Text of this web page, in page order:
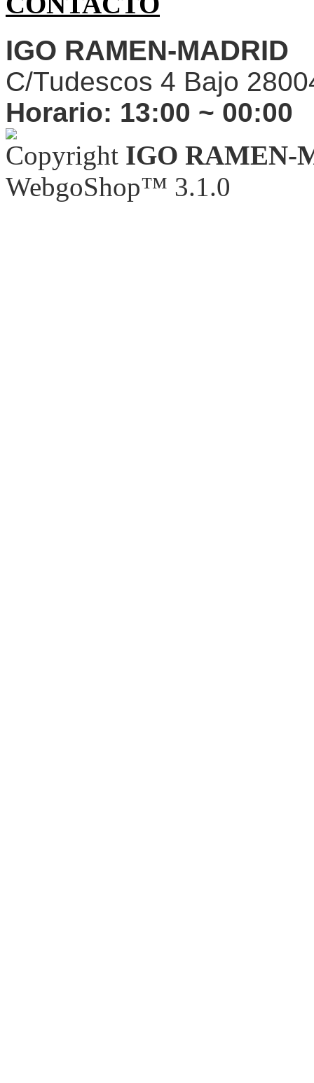
IGO RAMEN-MADRID
C/Tudescos 4 Bajo
Horario: 13:00 ~ 00:00
Copyright IGO RAMEN-
WebgoShop™ 3.1.0